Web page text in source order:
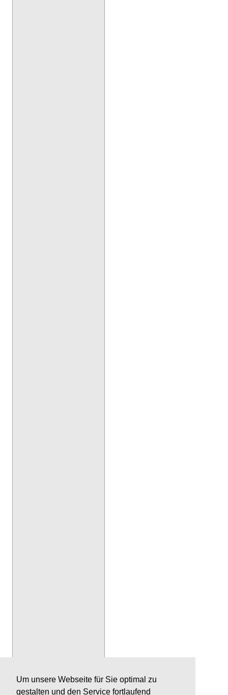
Um unsere Webseite für Sie optimal zu
gestalten und den Service fortlaufend